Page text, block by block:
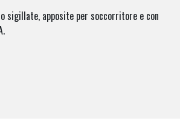
sigillate, apposite per soccorritore e con